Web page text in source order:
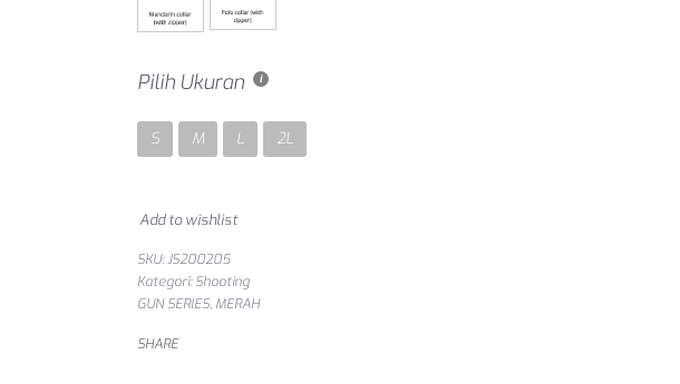
Pilih Ukuran
S M L 2L
Add to wishlist
SKU:JS200205
Kategori:Shooting
GUN SERIES, MERAH
SHARE